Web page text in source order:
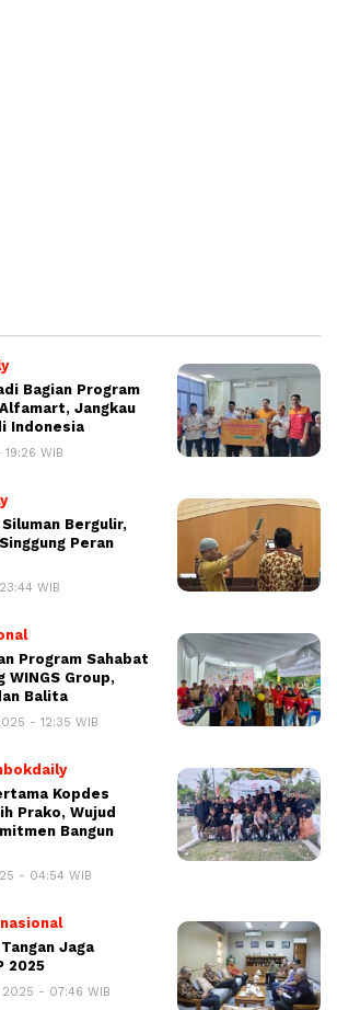
Bagian Program
Jangkau
Indonesia
WIB
Bergulir,
Peran
WIB
Program Sahabat
WINGS Group,
Balita
- 12:35 WIB
Kopdes
Prako, Wujud
Bangun
- 04:54 WIB
Jaga
2025
- 07:46 WIB